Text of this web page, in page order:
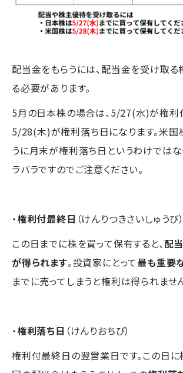
配当金をもらうには、配当金を受け取
る必要があります。
5月の日本株の場合は、5/27(水)が権利
5/28(木)が権利落ち日になります。米国
うに月末が権利落ち日というわけではな
ラバラですのでご注意ください。
・権利付最終日 （けんりつきさいしゅうび）
この日までに株を買って保有すると、配
が得られます。投資家にとって最も重要
までに売ってしまうと権利は得られませ
・権利落ち日 （けんりおちび）
権利付最終日の翌営業日です。この日に